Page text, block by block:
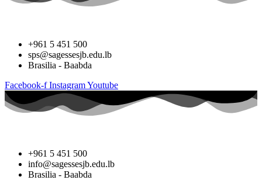
+961 5 451 500
sps@sagessesjb.edu.lb
Brasilia - Baabda
Facebook-f InstagramYoutube
+961 5 451 500
info@sagessesjb.edu.lb
Brasilia - Baabda